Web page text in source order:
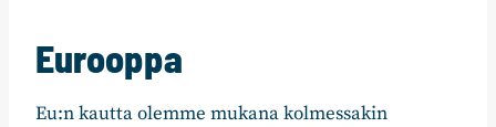
Eurooppa
Eu:n kautta olemme mukana kolmessakin